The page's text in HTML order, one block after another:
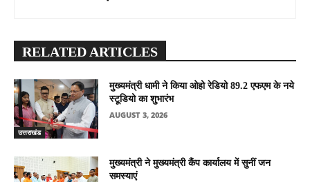
RELATED ARTICLES
उत्तराखंड
मुख्यमंत्री धामी ने किया ओहो रेडियो 89.2 एफएम के नये
स्टूडियो का शुभारंभ
AUGUST 3, 2026
मुख्यमंत्री ने मुख्यमंत्री कैंप कार्यालय में सुनीं जन
समस्याएं